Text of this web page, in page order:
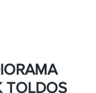
TOLDOS